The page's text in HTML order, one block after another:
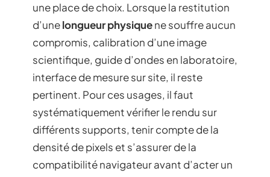
une place de choix. Lorsque la restitution
d’unelongueur physiquene souffre aucun
compromis, calibration d’une image
scientifique, guide d’ondes en laboratoire,
interface de mesure sur site, il reste
pertinent. Pour ces usages, il faut
systématiquement vérifier le rendu sur
différents supports, tenir compte de la
densité de pixels et s’assurer de la
compatibilité navigateur avant d’acter un